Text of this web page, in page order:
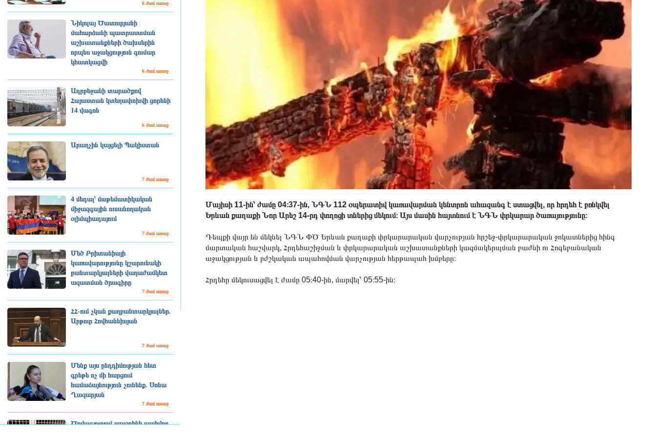
6 ժամ առաջ
Նիկոլայ Ծատուրյանի
մահարձանի պատրաստման
աշխատանքների ծախսերին
որպես աջակցություն գումար
կհատկացվի
6 ժամ առաջ
Ադրբեջանի տարածքով
Հայաստան կտեղափոխվի ցորենի
14 վագոն
6 ժամ առաջ
Արաղչին կայցելի Պակիստան
7 ժամ առաջ
4 մեդալ՝ մաթեմատիկական
միջազգային ուսանողական
օլիմպիադայում
7 ժամ առաջ
Մեծ Բրիտանիայի
կառավարությունը կշարունակի
բանտարկյալների վաղաժամկետ
ազատման ծրագիրը
7 ժամ առաջ
ՀՀ-ում չկան քաղբանտարկյալներ.
Արթուր Հովհաննիսյան
7 ժամ առաջ
Մենք այս ընդդիմության հետ
գրեթե ոչ մի հարցում
համաձայնություն չունենք. Սոնա
Ղազարյան
7 ժամ առաջ
Ծովագյուղում ապօրինի պահվող
Մայիսի 11-ին՝ ժամը 04։37-ին, ՆԳՆ 112 օպերատիվ կառավարման կենտրոն ահազանգ է ստացվել, որ հրդեհ է բռնկվել
Երևան քաղաքի Նոր Արեշ 14-րդ փողոցի տներից մեկում։ Այս մասին հայտնում է ՆԳՆ փրկարար ծառայությունը։
Դեպքի վայր են մեկնել ՆԳՆ ՓԾ Երևան քաղաքի փրկարարական վարչության հրշեջ-փրկարարական ջոկատներից հինգ
մարտական հաշվարկ, Հրդեհաշիջման և փրկարարական աշխատանքների կազմակերպման բաժնի ու Հոգեբանական
աջակցության և բժշկական ապահովման վարչության հերթապահ խմբերը։
Հրդեհը մեկուսացվել է ժամը 05։40-ին, մարվել՝ 05։55-ին։